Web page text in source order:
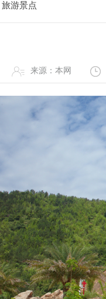
旅游景点
来源：本网